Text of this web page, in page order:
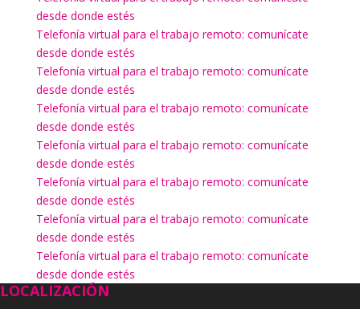
desde donde estés
Telefonía virtual para el trabajo remoto: comunícate
desde donde estés
Telefonía virtual para el trabajo remoto: comunícate
desde donde estés
Telefonía virtual para el trabajo remoto: comunícate
desde donde estés
Telefonía virtual para el trabajo remoto: comunícate
desde donde estés
Telefonía virtual para el trabajo remoto: comunícate
desde donde estés
Telefonía virtual para el trabajo remoto: comunícate
desde donde estés
Telefonía virtual para el trabajo remoto: comunícate
desde donde estés
LOCALIZACIÓN